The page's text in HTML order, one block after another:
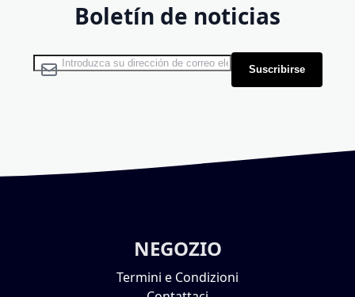
Boletín de noticias
Inscríbase a nuestro boletín de noticias:Suscribirse
NEGOZIO
Termini e Condizioni